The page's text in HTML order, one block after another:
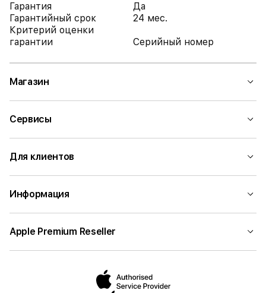
Гарантия
Да
Гарантийный срок
24 мес.
Критерий оценки
гарантии
Серийный номер
Магазин
Сервисы
Для клиентов
Информация
Apple Premium Reseller